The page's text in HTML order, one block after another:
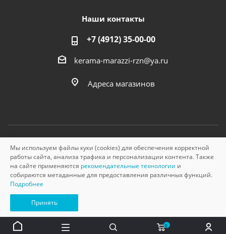
Наши контакты
+7 (4912) 35-00-00
kerama-marazzi-rzn@ya.ru
Адреса магазинов
© «Керама Марацци», ОГРН 1145749000210, 2026
0
Мы используем файлы куки (cookies) для обеспечения корректной
работы сайта, анализа трафика и персонализации контента. Также
на сайте применяются рекомендательные технологии и
собираются метаданные для предоставления различных функций.
Подробнее
Принять